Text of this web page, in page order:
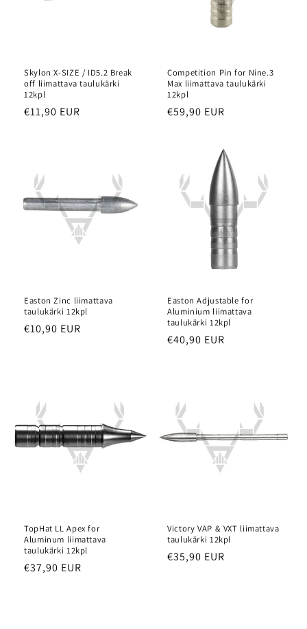
Skylon X-SIZE / ID5.2 Break
off liimattava taulukärki
12kpl
Normaalihinta
€11,90 EUR
Competition Pin for Nine.3
Max liimattava taulukärki
12kpl
Normaalihinta
€59,90 EUR
Easton Zinc liimattava
taulukärki 12kpl
Normaalihinta
€10,90 EUR
Easton Adjustable for
Aluminium liimattava
taulukärki 12kpl
Normaalihinta
€40,90 EUR
TopHat LL Apex for
Aluminum liimattava
taulukärki 12kpl
Normaalihinta
€37,90 EUR
Victory VAP & VXT liimattava
taulukärki 12kpl
Normaalihinta
€35,90 EUR